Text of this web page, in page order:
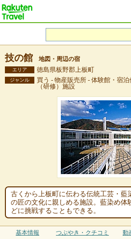
技の館 地図・周辺の宿
エリア 徳島県板野郡上板町
ジャンル
買う - 物産販売所 - 体験館・宿
（研修）施設
古くから上板町に伝わる伝統工芸・藍
の匠の文化に親しめる施設。藍染め体
どに挑戦することもできる。
基本情報 つぶやき・クチコミ 動